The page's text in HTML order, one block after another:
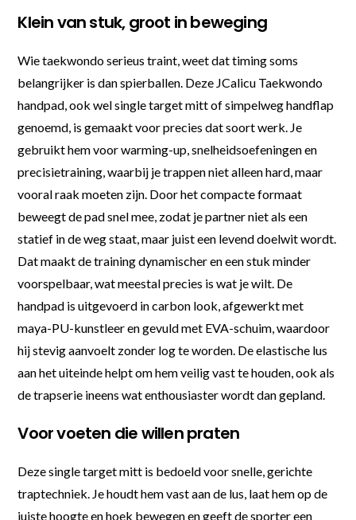
Klein van stuk, groot in beweging
Wie taekwondo serieus traint, weet dat timing soms
belangrijker is dan spierballen. Deze JCalicu Taekwondo
handpad, ook wel single target mitt of simpelweg handflap
genoemd, is gemaakt voor precies dat soort werk. Je
gebruikt hem voor warming-up, snelheidsoefeningen en
precisietraining, waarbij je trappen niet alleen hard, maar
vooral raak moeten zijn. Door het compacte formaat
beweegt de pad snel mee, zodat je partner niet als een
statief in de weg staat, maar juist een levend doelwit wordt.
Dat maakt de training dynamischer en een stuk minder
voorspelbaar, wat meestal precies is wat je wilt. De
handpad is uitgevoerd in carbon look, afgewerkt met
maya-PU-kunstleer en gevuld met EVA-schuim, waardoor
hij stevig aanvoelt zonder log te worden. De elastische lus
aan het uiteinde helpt om hem veilig vast te houden, ook als
de trapserie ineens wat enthousiaster wordt dan gepland.
Voor voeten die willen praten
Deze single target mitt is bedoeld voor snelle, gerichte
traptechniek. Je houdt hem vast aan de lus, laat hem op de
juiste hoogte en hoek bewegen en geeft de sporter een